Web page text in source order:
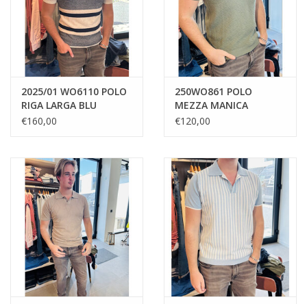
2025/01 WO6110 POLO
RIGA LARGA BLU
€160,00
250WO861 POLO
MEZZA MANICA
ROSAMARY
€120,00